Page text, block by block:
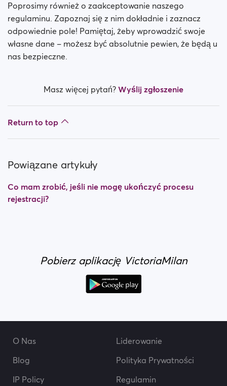
Poprosimy również o zaakceptowanie naszego
regulaminu. Zapoznaj się z nim dokładnie i zaznacz
odpowiednie pole! Pamiętaj, żeby wprowadzić swoje
własne dane – możesz być absolutnie pewien, że będą u
nas bezpieczne.
Masz więcej pytań? Wyślij zgłoszenie
Return to top
Powiązane artykuły
Co mam zrobić, jeśli nie mogę ukończyć procesu
rejestracji?
Pobierz aplikację VictoriaMilan
O Nas
Liderowanie
Blog
Polityka Prywatności
IP Policy
Regulamin